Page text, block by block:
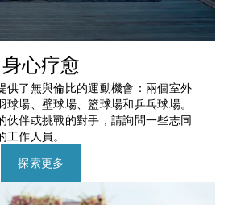
身心疗愈
供了無與倫比的運動機會：兩個室外
場、壁球場、籃球場和乒乓球場。
伙伴或挑戰的對手，請詢問一些志同
作人員。
探索更多